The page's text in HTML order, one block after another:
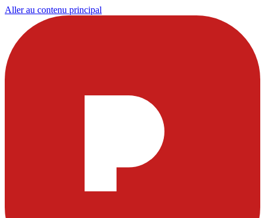
Aller au contenu principal